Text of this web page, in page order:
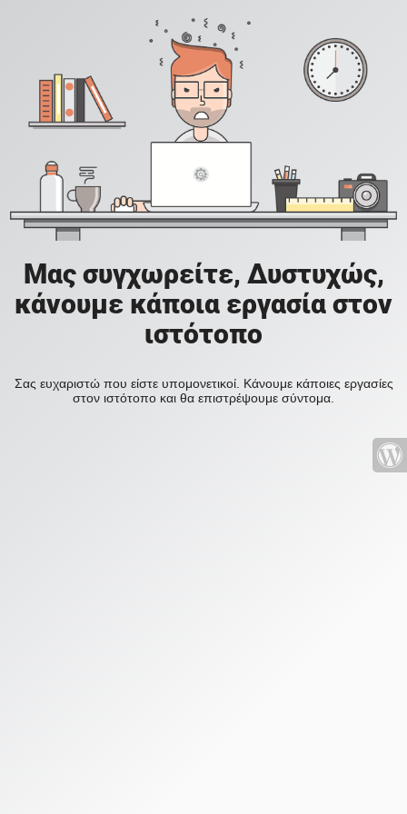
Μας συγχωρείτε, Δυστυχώς,
κάνουμε κάποια εργασία στον
ιστότοπο
Σας ευχαριστώ που είστε υπομονετικοί. Κάνουμε κάποιες εργασίες
στον ιστότοπο και θα επιστρέψουμε σύντομα.